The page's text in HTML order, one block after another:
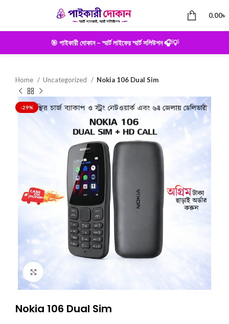
0.00৳
🎯 পাইকারী দোকান – স্মার্ট লাইফের স্মার্ট সলিউশন 🎧💡
Home Uncategorized Nokia 106 Dual Sim
-29%
Nokia 106 Dual Sim